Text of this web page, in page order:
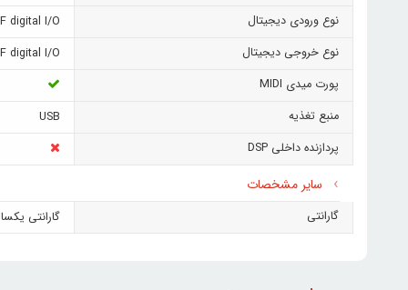
نوع ورودی دیجیتال
digital I/O
نوع خروجی دیجیتال
digital I/O
پورت میدی MIDI
منبع تغذیه
USB
پردازنده داخلی DSP
سایر مشخصات
گارانتی گارانتی